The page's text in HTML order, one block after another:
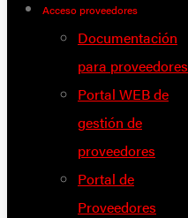
Acceso proveedores
Documentación
para proveedores
Portal WEB de
gestión de
proveedores
Portal de
Proveedores